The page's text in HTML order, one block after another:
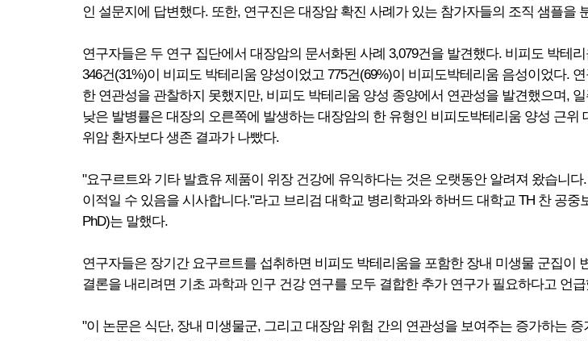
인 설문지에 답변했다. 또한, 연구진은 대장암 확진 사례가 있는 참가자들의 조직 샘플을
연구자들은 두 연구 집단에서 대장암의 문서화된 사례 3,079건을 발견했다. 비피도 박테
346건(31%)이 비피도 박테리움 양성이었고 775건(69%)이 비피도박테리움 음성이었다.
한 연관성을 관찰하지 못했지만, 비피도 박테리움 양성 종양에서 연관성을 발견했으며,
낮은 발병률은 대장의 오른쪽에 발생하는 대장암의 한 유형인 비피도박테리움 양성 근
위암 환자보다 생존 결과가 나빴다.
"요구르트와 기타 발효유 제품이 위장 건강에 유익하다는 것은 오랫동안 알려져 왔습니
이적일 수 있음을 시사합니다."라고 브리검 대학교 병리학과와 하버드 대학교 TH 찬 공
PhD)는 말했다.
연구자들은 장기간 요구르트를 섭취하면 비피도 박테리움을 포함한 장내 미생물 군집
결론을 내리려면 기초 과학과 인구 건강 연구를 모두 결합한 추가 연구가 필요하다고 언
"이 논문은 식단, 장내 미생물군, 그리고 대장암 위험 간의 연관성을 보여주는 증가하는